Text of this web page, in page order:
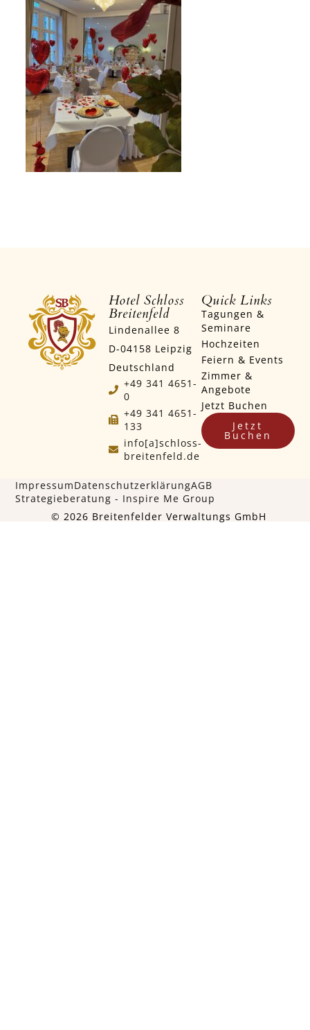
Hotel Schloss
Breitenfeld
Lindenallee 8
D-04158 Leipzig
Deutschland
+49 341 4651-
0
+49 341 4651-
133
info[a]schloss-
breitenfeld.de
Quick Links
Tagungen &
Seminare
Hochzeiten
Feiern & Events
Zimmer &
Angebote
Jetzt Buchen
Jetzt
Buchen
ImpressumDatenschutzerklärungAGB
Strategieberatung - Inspire Me Group
©️ 2026 Breitenfelder Verwaltungs GmbH